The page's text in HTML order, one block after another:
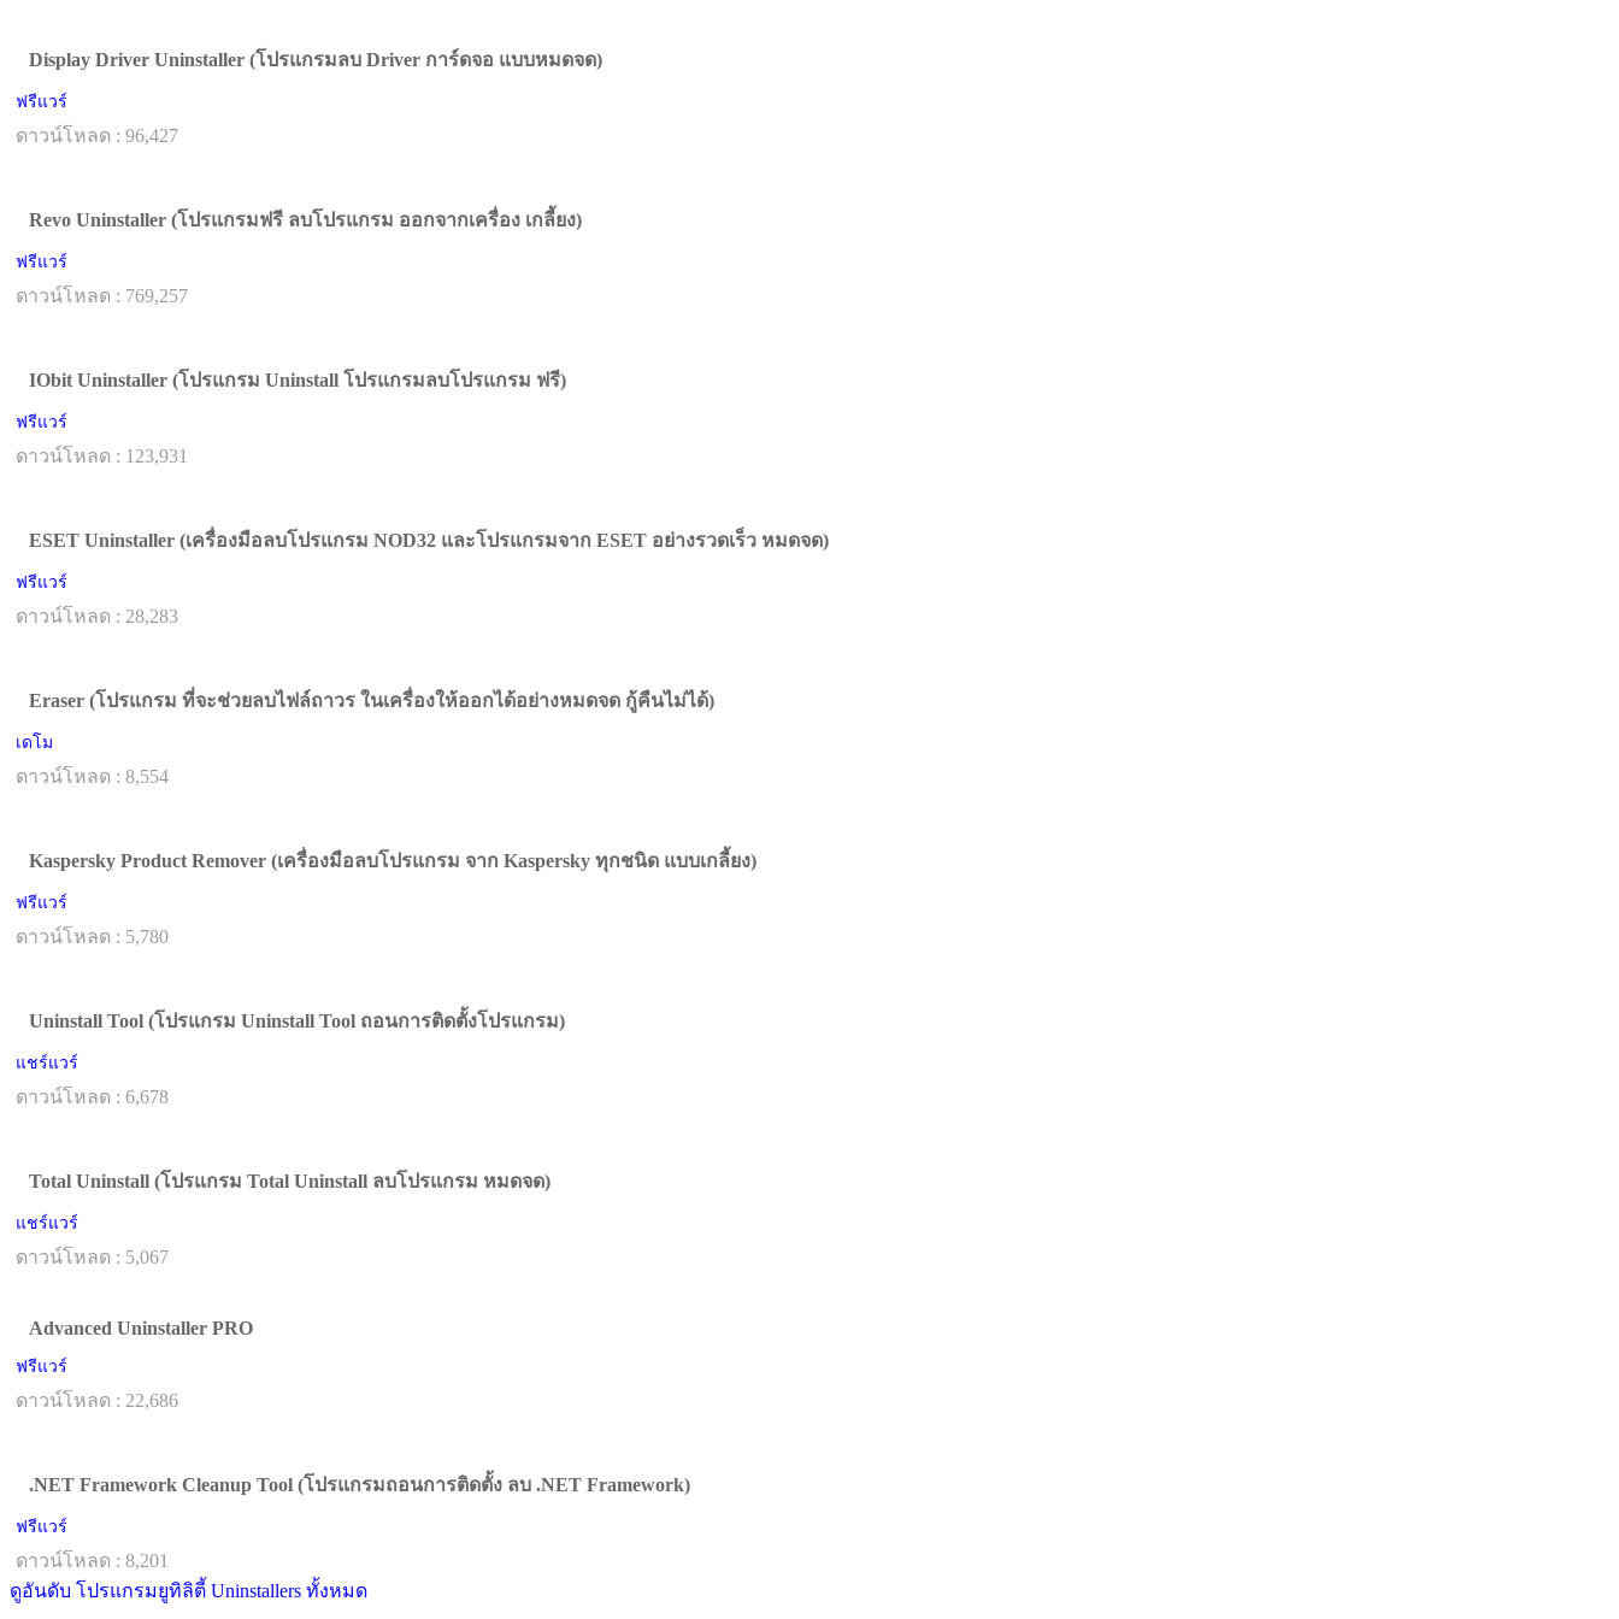
Display Driver Uninstaller (โปรแกรมลบ Driver การ์ดจอ แบบหมดจด)
ฟรีแวร์
ดาวน์โหลด : 96,427
Revo Uninstaller (โปรแกรมฟรี ลบโปรแกรม ออกจากเครื่อง เกลี้ยง)
ฟรีแวร์
ดาวน์โหลด : 769,257
IObit Uninstaller (โปรแกรม Uninstall โปรแกรมลบโปรแกรม ฟรี)
ฟรีแวร์
ดาวน์โหลด : 123,931
ESET Uninstaller (เครื่องมือลบโปรแกรม NOD32 และโปรแกรมจาก ESET อย่างรวดเร็ว หมดจด)
ฟรีแวร์
ดาวน์โหลด : 28,283
Eraser (โปรแกรม ที่จะช่วยลบไฟล์ถาวร ในเครื่องให้ออกได้อย่างหมดจด กู้คืนไม่ได้)
เดโม
ดาวน์โหลด : 8,554
Kaspersky Product Remover (เครื่องมือลบโปรแกรม จาก Kaspersky ทุกชนิด แบบเกลี้ยง)
ฟรีแวร์
ดาวน์โหลด : 5,780
Uninstall Tool (โปรแกรม Uninstall Tool ถอนการติดตั้งโปรแกรม)
แชร์แวร์
ดาวน์โหลด : 6,678
Total Uninstall (โปรแกรม Total Uninstall ลบโปรแกรม หมดจด)
แชร์แวร์
ดาวน์โหลด : 5,067
Advanced Uninstaller PRO
ฟรีแวร์
ดาวน์โหลด : 22,686
.NET Framework Cleanup Tool (โปรแกรมถอนการติดตั้ง ลบ .NET Framework)
ฟรีแวร์
ดาวน์โหลด : 8,201
ดูอันดับ โปรแกรมยูทิลิตี้ Uninstallers ทั้งหมด